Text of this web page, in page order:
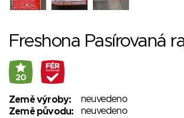
Freshona Pasírovaná
20
Země výroby:
neuvedeno
Země původu:
neuvedeno